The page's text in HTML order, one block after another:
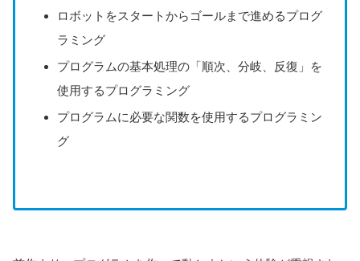
ロボットをスタートからゴールまで進めるプログ
ラミング
プログラムの基本処理の「順次、分岐、反復」を
使用するプログラミング
プログラムに必要な関数を使用するプログラミン
グ